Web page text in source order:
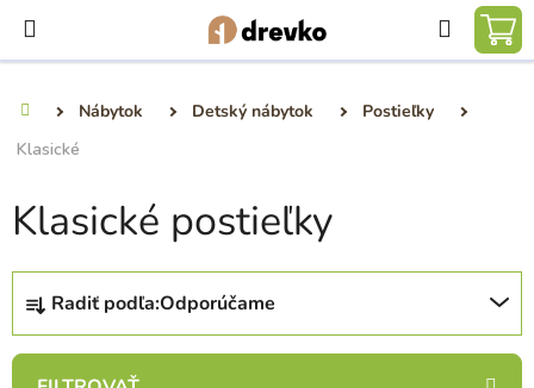
obsah
Hľadať
Nábytok Detský nábytok
Postieľky
Klasické
Klasické postieľky
R
d
Radiť podľa:Odporúčame